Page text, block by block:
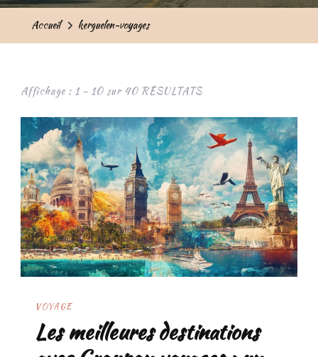
Accueil kerguelen-voyages
Affichage : 1 - 10 sur 40 RÉSULTATS
VOYAGE
Les meilleures destinations